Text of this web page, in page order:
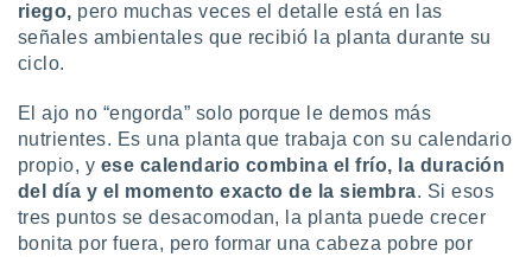
cookies
de
sitio
En
que
riego, pero muchas veces el detalle está en las
señales ambientales que recibió la planta durante su
ciclo.
El ajo no “engorda” solo porque le demos más
nutrientes. Es una planta que trabaja con su calendario
propio, y ese calendario combina el frío, la duración
del día y el momento exacto de la siembra. Si esos
tres puntos se desacomodan, la planta puede crecer
bonita por fuera, pero formar una cabeza pobre por